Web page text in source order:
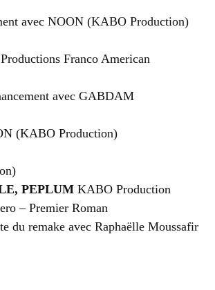
avec NOON (KABO Production)
Franco American
avec GABDAM
(KABO Production)
PEPLUM KABO Production
– Premier Roman
du remake avec Raphaëlle Moussafir